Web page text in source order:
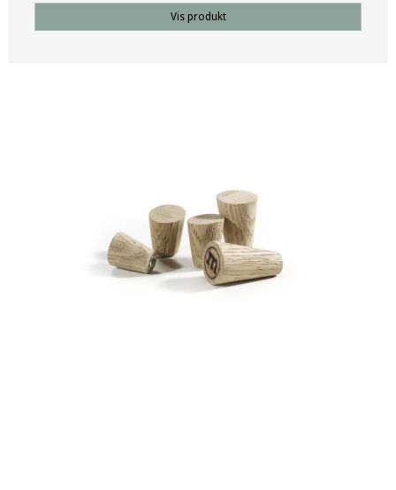
Vis produkt